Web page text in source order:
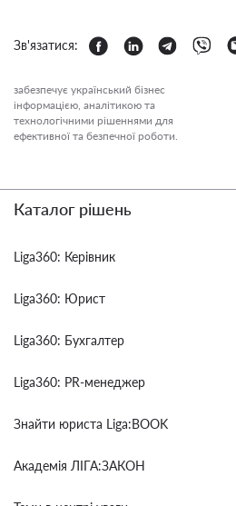
Зв'язатися:
забезпечує український бізнес
інформацією, аналітикою та
технологічними рішеннями для
ефективної та безпечної роботи.
Каталог рішень
Liga360: Керівник
Liga360: Юрист
Liga360: Бухгалтер
Liga360: PR-менеджер
Знайти юриста Liga:BOOK
Академія ЛІГА:ЗАКОН